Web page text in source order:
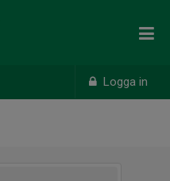
Logga in